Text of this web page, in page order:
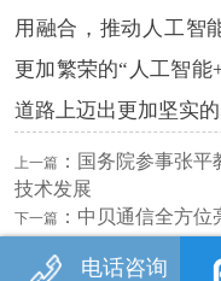
用融合，推动人工智
更加繁荣的“人工智能
道路上迈出更加坚实的
上一篇： 国务院参事张平
技术发展
下一篇： 中贝通信全方位
电话咨询